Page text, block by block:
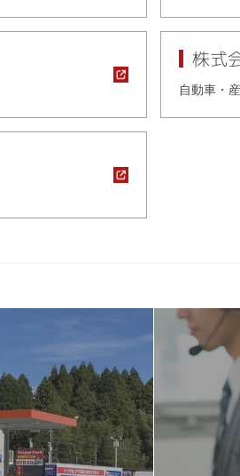
株式
自動車・